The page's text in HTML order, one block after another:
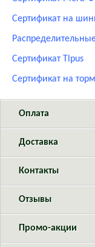
Сертификат на
Сертификат Tlpus
Сертификат на
Оплата
Доставка
Контакты
Отзывы
Промо-акции